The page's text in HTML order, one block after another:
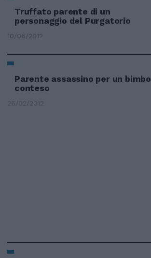
Truffato parente di un
personaggio del Purgatorio
10/06/2012
Parente assassino per un bimbo
conteso
26/02/2012